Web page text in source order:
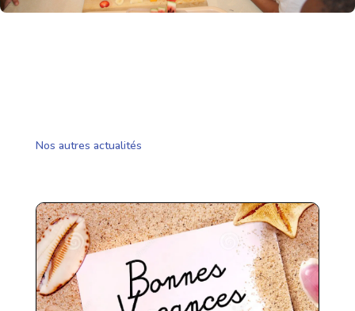
Nos autres actualités